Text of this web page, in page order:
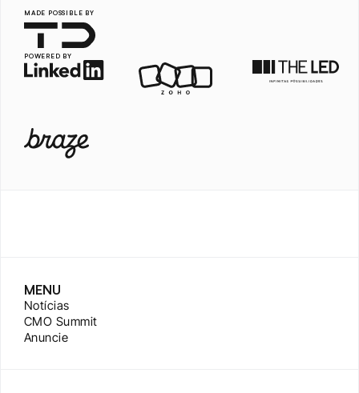
MADE POSSIBLE BY
POWERED BY
MENU
Notícias
CMO Summit
Anuncie